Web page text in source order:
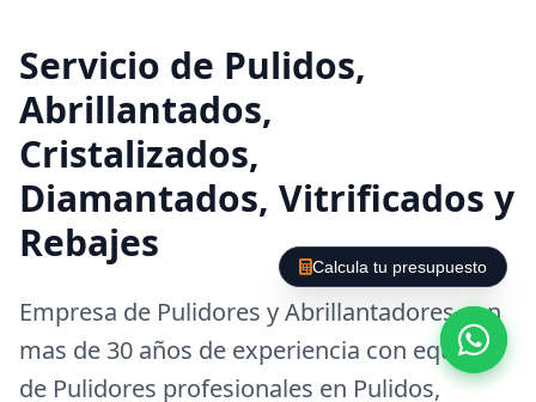
Servicio de Pulidos,
Abrillantados,
Cristalizados,
Diamantados, Vitrificados y
Rebajes
Empresa de Pulidores y Abrillantadores con
mas de 30 años de experiencia con equipos
de Pulidores profesionales en Pulidos,
Calcula tu presupuesto